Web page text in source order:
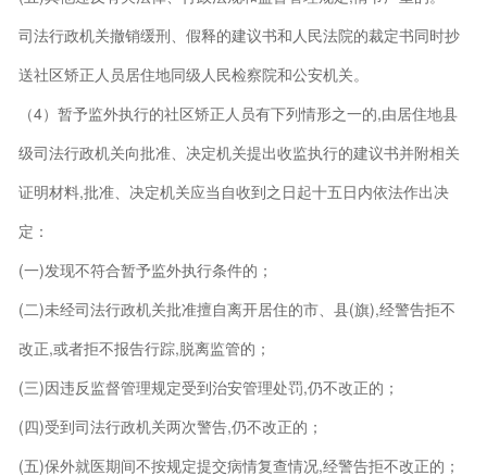
司法行政机关撤销缓刑、假释的建议书和人民法院的裁定书同时抄
送社区矫正人员居住地同级人民检察院和公安机关。
（4）暂予监外执行的社区矫正人员有下列情形之一的,由居住地县
级司法行政机关向批准、决定机关提出收监执行的建议书并附相关
证明材料,批准、决定机关应当自收到之日起十五日内依法作出决
定：
(一)发现不符合暂予监外执行条件的；
(二)未经司法行政机关批准擅自离开居住的市、县(旗),经警告拒不
改正,或者拒不报告行踪,脱离监管的；
(三)因违反监督管理规定受到治安管理处罚,仍不改正的；
(四)受到司法行政机关两次警告,仍不改正的；
(五)保外就医期间不按规定提交病情复查情况,经警告拒不改正的；